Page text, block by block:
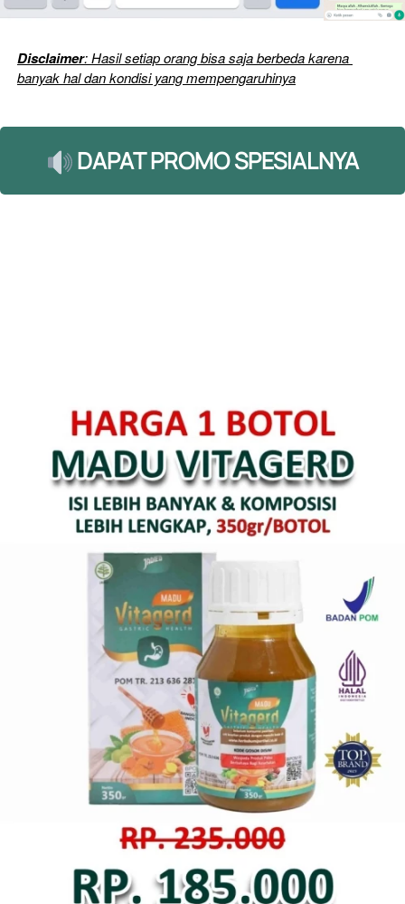
Disclaimer: Hasil setiap orang bisa saja berbeda karena
banyak hal dan kondisi yang mempengaruhinya
DAPAT PROMO SPESIALNYA